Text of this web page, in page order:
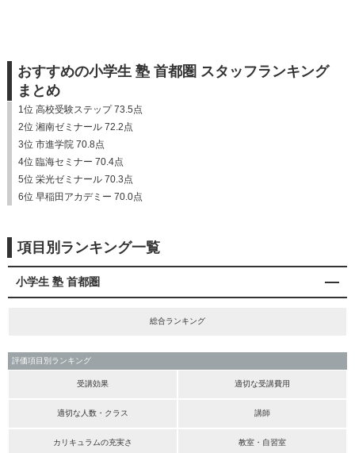
おすすめの小学生 塾 首都圏 スタッフランキング
まとめ
1位 高校受験ステップ 73.5点
2位 湘南ゼミナール 72.2点
3位 市進学院 70.8点
4位 臨海セミナー 70.4点
5位 栄光ゼミナール 70.3点
6位 早稲田アカデミー 70.0点
項目別ランキング一覧
小学生 塾 首都圏
総合ランキング
評価項目別ランキング
受講効果 適切な受講費用
適切な人数・クラス 講師
カリキュラムの充実さ 教室・自習室